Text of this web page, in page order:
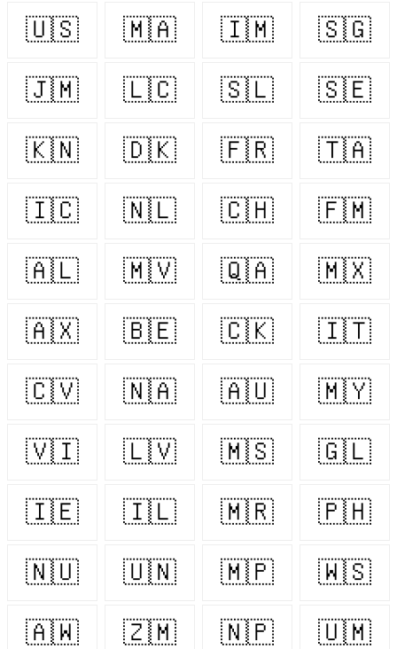
🇺🇸 🇲🇦 🇮🇲 🇸🇬
🇯🇲 🇱🇨 🇸🇱 🇸🇪
🇰🇳 🇩🇰 🇫🇷 🇹🇦
🇮🇨 🇳🇱 🇨🇭 🇫🇲
🇦🇱 🇲🇻 🇶🇦 🇲🇽
🇦🇽 🇧🇪 🇨🇰 🇮🇹
🇨🇻 🇳🇦 🇦🇺 🇲🇾
🇻🇮 🇱🇻 🇲🇸 🇬🇱
🇮🇪 🇮🇱 🇲🇷 🇵🇭
🇳🇺 🇺🇳 🇲🇵 🇼🇸
🇦🇼 🇿🇲 🇳🇵 🇺🇲